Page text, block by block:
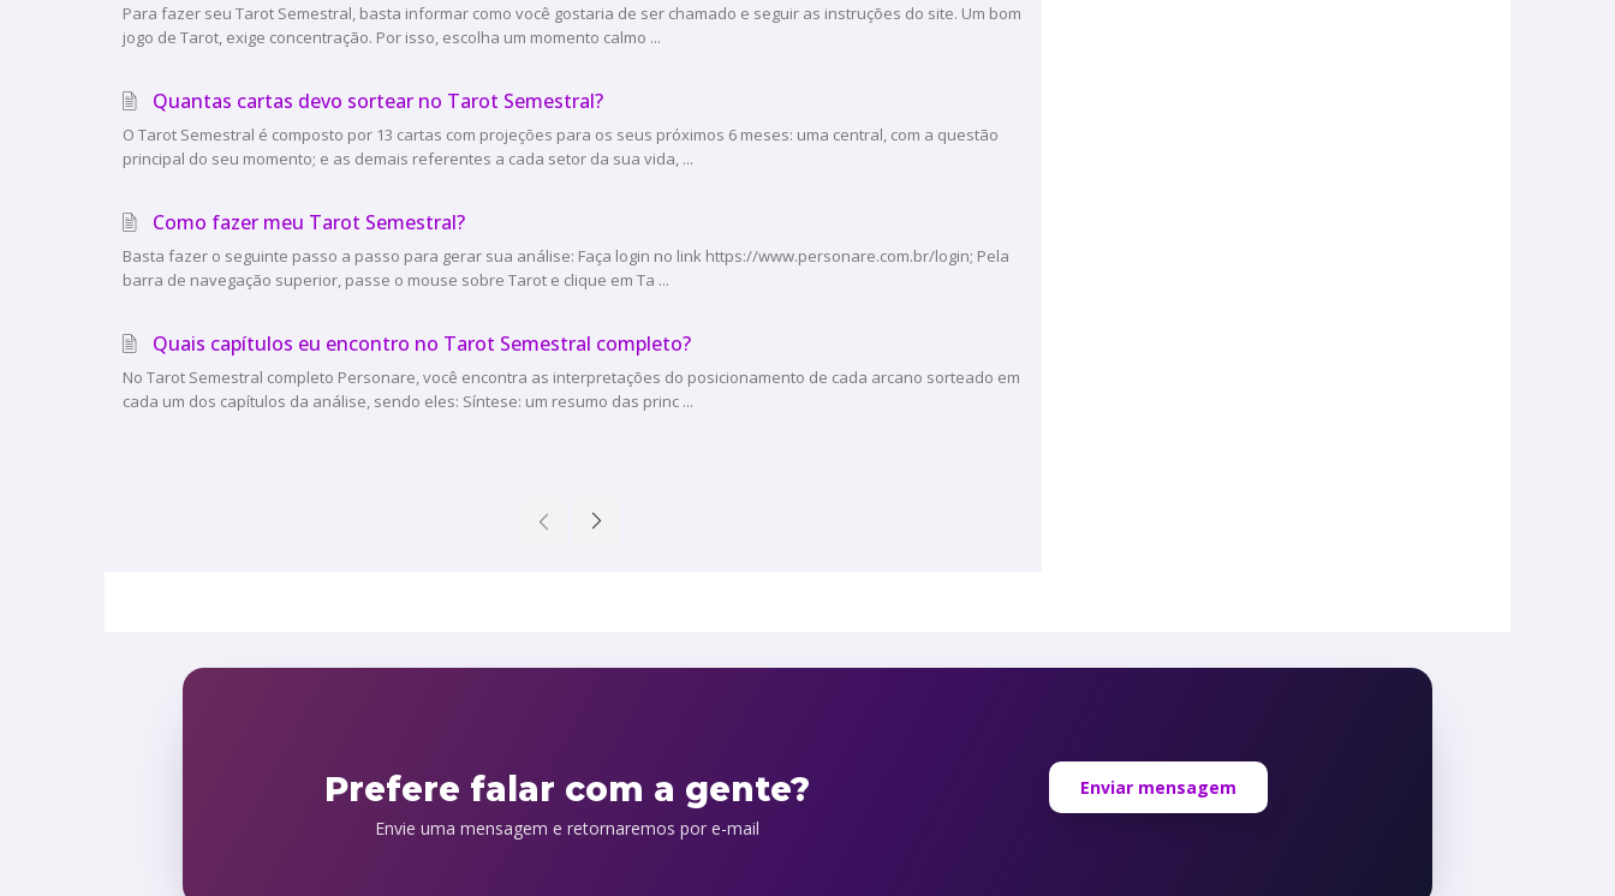
Para fazer seu Tarot Semestral, basta informar como você gostaria de ser chamado e seguir as instruções do site. Um bom
jogo de Tarot, exige concentração. Por isso, escolha um momento calmo ...
Quantas cartas devo sortear no Tarot Semestral?
O Tarot Semestral é composto por 13 cartas com projeções para os seus próximos 6 meses: uma central, com a questão
principal do seu momento; e as demais referentes a cada setor da sua vida, ...
Como fazer meu Tarot Semestral?
Basta fazer o seguinte passo a passo para gerar sua análise: Faça login no link https://www.personare.com.br/login; Pela
barra de navegação superior, passe o mouse sobre Tarot e clique em Ta ...
Quais capítulos eu encontro no Tarot Semestral completo?
No Tarot Semestral completo Personare, você encontra as interpretações do posicionamento de cada arcano sorteado em
cada um dos capítulos da análise, sendo eles: Síntese: um resumo das princ ...